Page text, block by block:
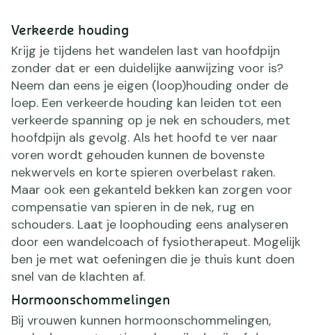
Verkeerde houding
Krijg je tijdens het wandelen last van hoofdpijn
zonder dat er een duidelijke aanwijzing voor is?
Neem dan eens je eigen (loop)houding onder de
loep. Een verkeerde houding kan leiden tot een
verkeerde spanning op je nek en schouders, met
hoofdpijn als gevolg. Als het hoofd te ver naar
voren wordt gehouden kunnen de bovenste
nekwervels en korte spieren overbelast raken.
Maar ook een gekanteld bekken kan zorgen voor
compensatie van spieren in de nek, rug en
schouders. Laat je loophouding eens analyseren
door een wandelcoach of fysiotherapeut. Mogelijk
ben je met wat oefeningen die je thuis kunt doen
snel van de klachten af.
Hormoonschommelingen
Bij vrouwen kunnen hormoonschommelingen,